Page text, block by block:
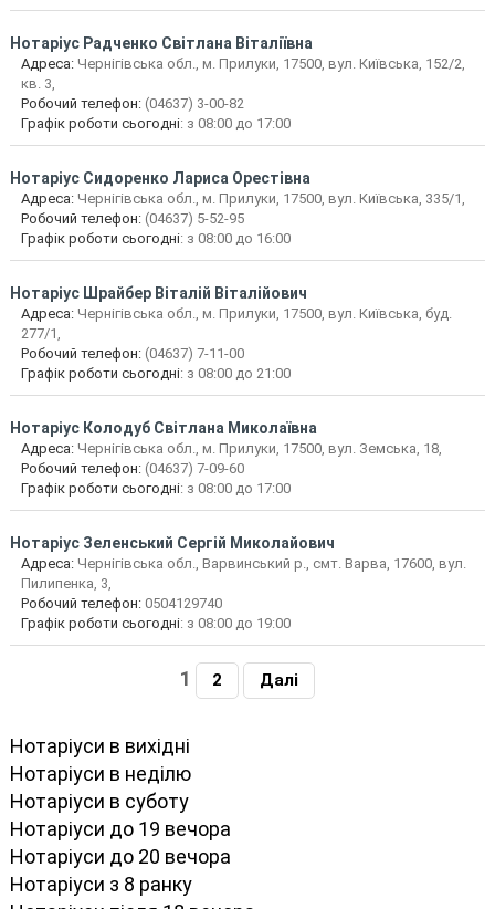
Нотаріус Радченко Світлана Віталіївна
Адреса:Чернігівська обл., м. Прилуки, 17500, вул. Київська, 152/2,
кв. 3,
Робочий телефон:(04637) 3-00-82
Графік роботи сьогодні: з 08:00 до 17:00
Нотаріус Сидоренко Лариса Орестівна
Адреса:Чернігівська обл., м. Прилуки, 17500, вул. Київська, 335/1,
Робочий телефон:(04637) 5-52-95
Графік роботи сьогодні: з 08:00 до 16:00
Нотаріус Шрайбер Віталій Віталійович
Адреса:Чернігівська обл., м. Прилуки, 17500, вул. Київська, буд.
277/1,
Робочий телефон:(04637) 7-11-00
Графік роботи сьогодні: з 08:00 до 21:00
Нотаріус Колодуб Світлана Миколаївна
Адреса:Чернігівська обл., м. Прилуки, 17500, вул. Земська, 18,
Робочий телефон:(04637) 7-09-60
Графік роботи сьогодні: з 08:00 до 17:00
Нотаріус Зеленський Сергій Миколайович
Адреса:Чернігівська обл., Варвинський р., смт. Варва, 17600, вул.
Пилипенка, 3,
Робочий телефон:0504129740
Графік роботи сьогодні: з 08:00 до 19:00
1 2 Далі
Нотаріуси в вихідні
Нотаріуси в неділю
Нотаріуси в суботу
Нотаріуси до 19 вечора
Нотаріуси до 20 вечора
Нотаріуси з 8 ранку